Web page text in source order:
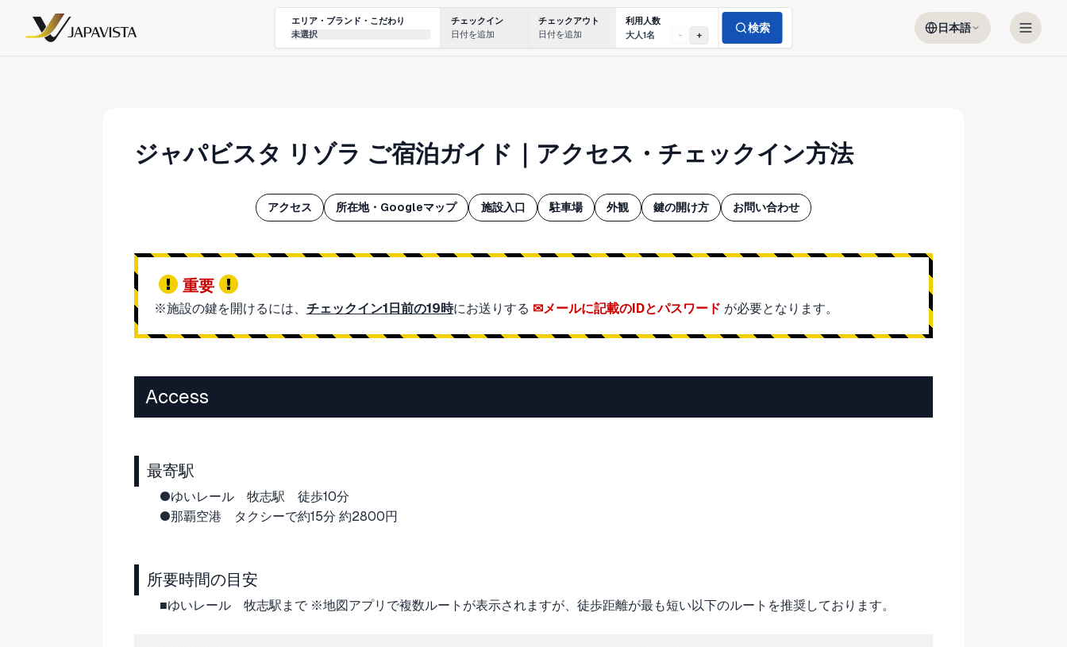
日本語
エリア・ブランド・こだわり
未選択
チェックイン
日付を追加
チェックアウト
日付を追加
利用人数
大人1名
- +
検索
ジャパビスタ リゾラ ご宿泊ガイド｜アクセス・チェックイン方法
アクセス 所在地・Googleマップ 施設入口 駐車場 外観 鍵の開け方 お問い合わせ
重要
※施設の鍵を開けるには、 チェックイン1日前の19時にお送りする メールに記載のIDとパスワード が必要となります。
Access
最寄駅
●ゆいレール 牧志駅 徒歩10分
●那覇空港 タクシーで約15分 約2800円
所要時間の目安
■ゆいレール 牧志駅まで ※地図アプリで複数ルートが表示されますが、徒歩距離が最も短い以下のルートを推奨しております。